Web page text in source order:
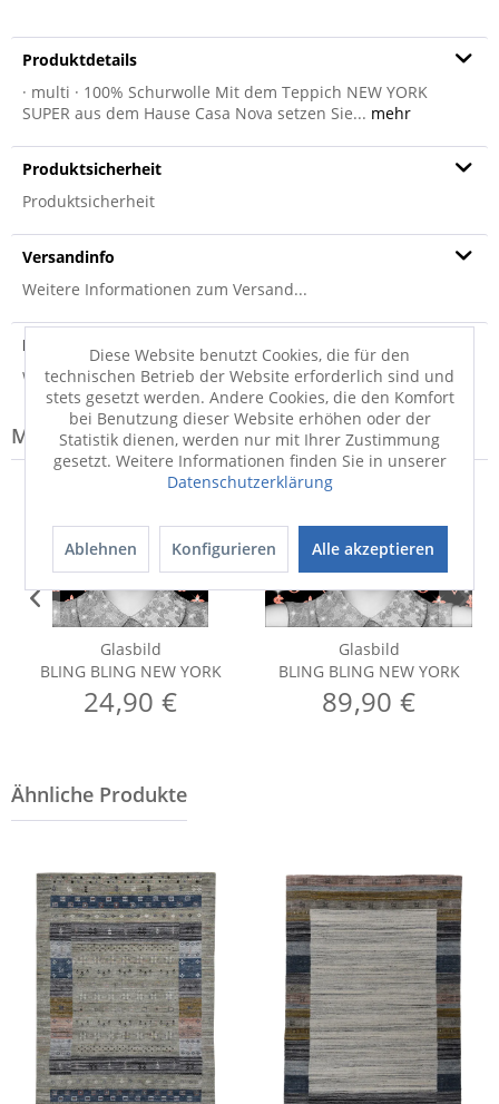
Produktdetails
· multi · 100% Schurwolle Mit dem Teppich NEW YORK
SUPER aus dem Hause Casa Nova setzen Sie... mehr
Produktsicherheit
Produktsicherheit
Versandinfo
Weitere Informationen zum Versand...
Hersteller
Weitere Informationen zum Hersteller...
Modell-Familie: YORK
Glasbild
BLING BLING NEW YORK
24,90 €
Glasbild
BLING BLING NEW YORK
89,90 €
Diese Website benutzt Cookies, die für den
technischen Betrieb der Website erforderlich sind und
stets gesetzt werden. Andere Cookies, die den Komfort
bei Benutzung dieser Website erhöhen oder der
Statistik dienen, werden nur mit Ihrer Zustimmung
gesetzt. Weitere Informationen finden Sie in unserer
Datenschutzerklärung
Ablehnen Konfigurieren Alle akzeptieren